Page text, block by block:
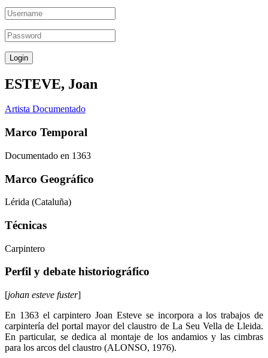
ESTEVE, Joan
Artista Documentado
Marco Temporal
Documentado en 1363
Marco Geográfico
Lérida (Cataluña)
Técnicas
Carpintero
Perfil y debate historiográfico
[johan esteve fuster]
En 1363 el carpintero Joan Esteve se incorpora a los trabajos de
carpintería del portal mayor del claustro de La Seu Vella de Lleida.
En particular, se dedica al montaje de los andamios y las cimbras
para los arcos del claustro (ALONSO, 1976).